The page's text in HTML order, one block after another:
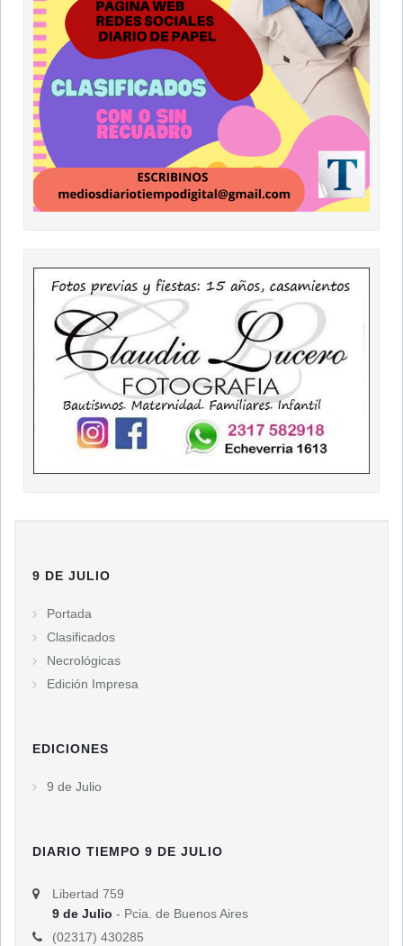
9 DE JULIO
Portada
Clasificados
Necrológicas
Edición Impresa
EDICIONES
9 de Julio
DIARIO TIEMPO 9 DE JULIO
Libertad 759
9 de Julio - Pcia. de Buenos Aires
(02317) 430285